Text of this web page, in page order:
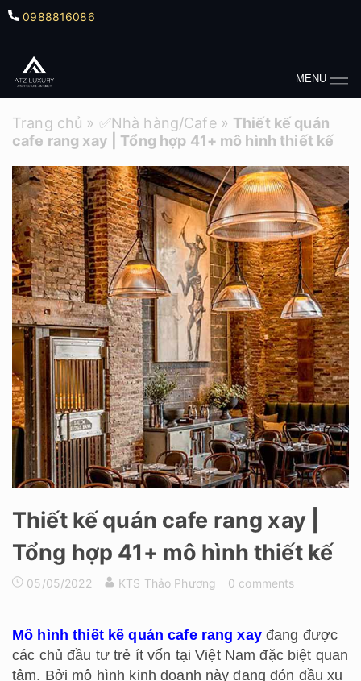
0988816086
MENU
Trang chủ » ✅Nhà hàng/Cafe» Thiết kế quán
cafe rang xay | Tổng hợp 41+ mô hình thiết kế
Thiết kế quán cafe rang xay |
Tổng hợp 41+ mô hình thiết kế
05/05/2022 KTS Thảo Phương 0 comments
Mô hình thiết kế quán cafe rang xayđang được
các chủ đầu tư trẻ ít vốn tại Việt Nam đặc biệt quan
tâm. Bởi mô hình kinh doanh này đang đón đầu xu